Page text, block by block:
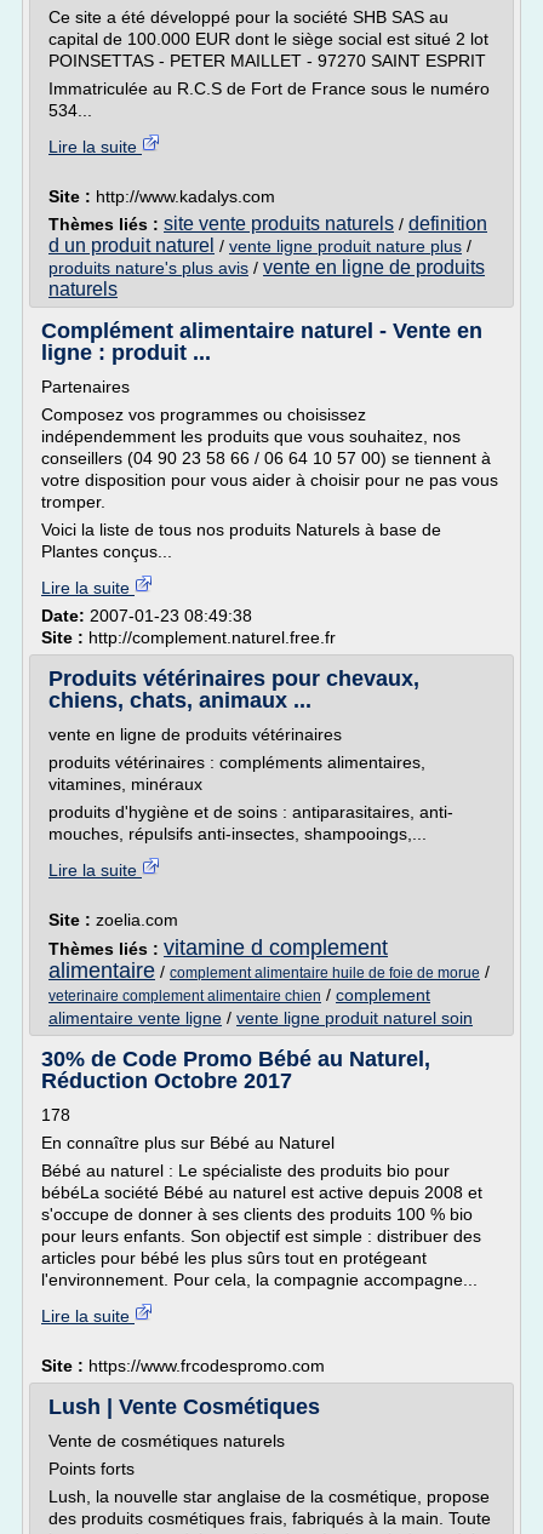
Ce site a été développé pour la société SHB SAS au
capital de 100.000 EUR dont le siège social est situé 2 lot
POINSETTAS - PETER MAILLET - 97270 SAINT ESPRIT
Immatriculée au R.C.S de Fort de France sous le numéro
534...
Lire la suite
Site : http://www.kadalys.com
Thèmes liés : site vente produits naturels / definition
d un produit naturel / vente ligne produit nature plus /
produits nature's plus avis / vente en ligne de produits
naturels
Complément alimentaire naturel - Vente en
ligne : produit ...
Partenaires
Composez vos programmes ou choisissez
indépendemment les produits que vous souhaitez, nos
conseillers (04 90 23 58 66 / 06 64 10 57 00) se tiennent à
votre disposition pour vous aider à choisir pour ne pas vous
tromper.
Voici la liste de tous nos produits Naturels à base de
Plantes conçus...
Lire la suite
Date: 2007-01-23 08:49:38
Site : http://complement.naturel.free.fr
Produits vétérinaires pour chevaux,
chiens, chats, animaux ...
vente en ligne de produits vétérinaires
produits vétérinaires : compléments alimentaires,
vitamines, minéraux
produits d'hygiène et de soins : antiparasitaires, anti-
mouches, répulsifs anti-insectes, shampooings,...
Lire la suite
Site : zoelia.com
Thèmes liés : vitamine d complement
alimentaire / complement alimentaire huile de foie de morue /
veterinaire complement alimentaire chien / complement
alimentaire vente ligne / vente ligne produit naturel soin
30% de Code Promo Bébé au Naturel,
Réduction Octobre 2017
178
En connaître plus sur Bébé au Naturel
Bébé au naturel : Le spécialiste des produits bio pour
bébéLa société Bébé au naturel est active depuis 2008 et
s'occupe de donner à ses clients des produits 100 % bio
pour leurs enfants. Son objectif est simple : distribuer des
articles pour bébé les plus sûrs tout en protégeant
l'environnement. Pour cela, la compagnie accompagne...
Lire la suite
Site : https://www.frcodespromo.com
Lush | Vente Cosmétiques
Vente de cosmétiques naturels
Points forts
Lush, la nouvelle star anglaise de la cosmétique, propose
des produits cosmétiques frais, fabriqués à la main. Toute